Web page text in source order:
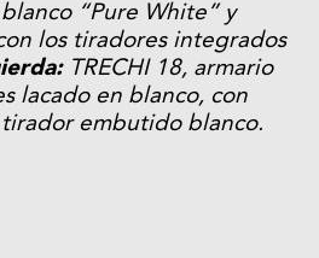
“Pure White” y
los tiradores integrados
TRECHI 18, armario
lacado en blanco, con
tirador embutido blanco.